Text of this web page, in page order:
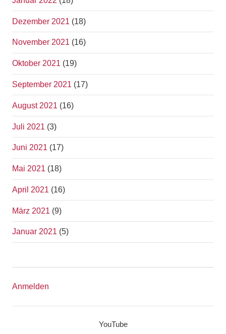
Dezember 2021 (18)
November 2021 (16)
Oktober 2021 (19)
September 2021 (17)
August 2021 (16)
Juli 2021 (3)
Juni 2021 (17)
Mai 2021 (18)
April 2021 (16)
März 2021 (9)
Januar 2021 (5)
Anmelden
YouTube